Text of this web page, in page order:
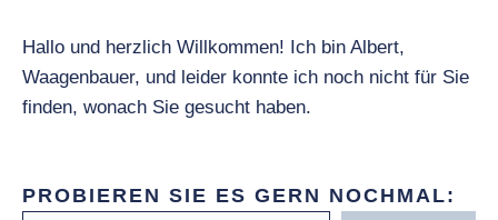
Hallo und herzlich Willkommen! Ich bin Albert,
Waagenbauer, und leider konnte ich noch nicht für Sie
finden, wonach Sie gesucht haben.
PROBIEREN SIE ES GERN NOCHMAL: